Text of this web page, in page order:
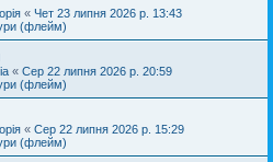
« Чет 23 липня 2026 р. 13:43
(флейм)
« Сер 22 липня 2026 р. 20:59
(флейм)
« Сер 22 липня 2026 р. 15:29
(флейм)